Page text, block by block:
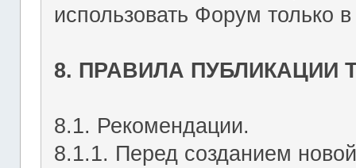
использовать Форум только
8. ПРАВИЛА
8.1. Рекомендации.
8.1.1. Перед созданием